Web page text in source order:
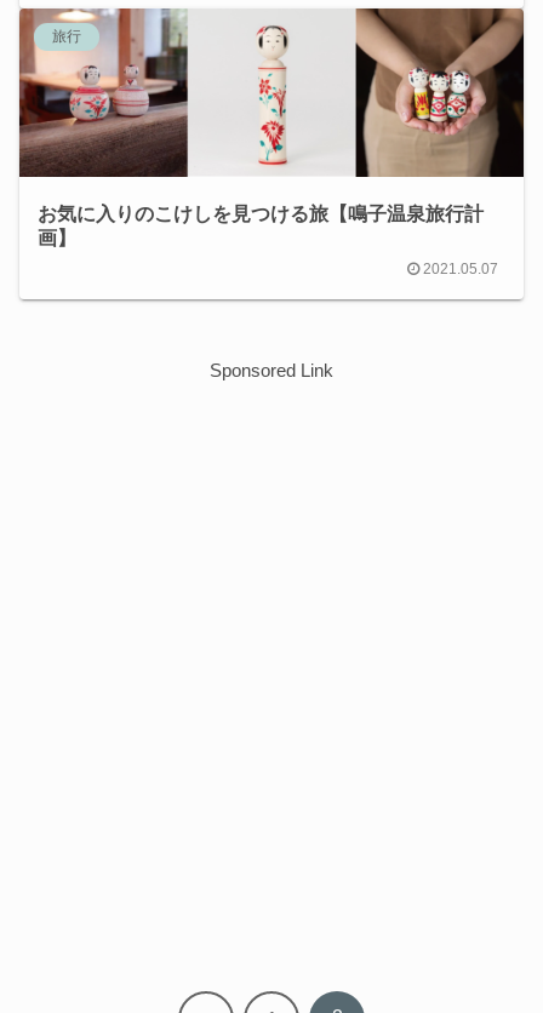
旅行
お気に入りのこけしを見つける旅【鳴子温泉旅行計
画】
2021.05.07
Sponsored Link